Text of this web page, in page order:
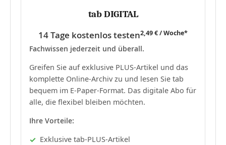
tab DIGITAL
14 Tage kostenlos testen2,49 € / Woche*
Fachwissen jederzeit und überall.
Greifen Sie auf exklusive PLUS-Artikel und das
komplette Online-Archiv zu und lesen Sie tab
bequem im E-Paper-Format. Das digitale Abo für
alle, die flexibel bleiben möchten.
Ihre Vorteile:
Exklusive tab-PLUS-Artikel